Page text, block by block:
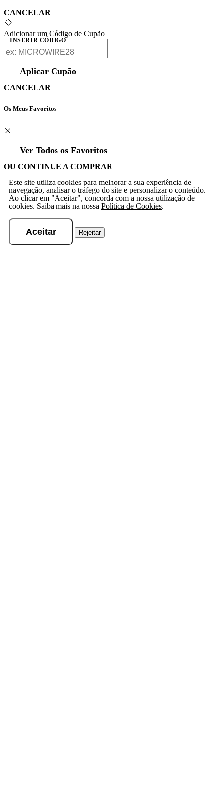
CANCELAR
Adicionar um Código de Cupão
INSERIR CÓDIGO
Aplicar Cupão
CANCELAR
Os Meus Favoritos
Ver Todos os Favoritos
OU CONTINUE A COMPRAR
Este site utiliza cookies para melhorar a sua experiência de
navegação, analisar o tráfego do site e personalizar o conteúdo.
Ao clicar em "Aceitar", concorda com a nossa utilização de
cookies. Saiba mais na nossa Política de Cookies.
Aceitar Rejeitar